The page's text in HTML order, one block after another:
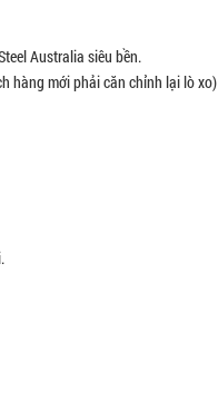
Australia siêu bền.
hàng mới phải căn chỉnh lại lò xo)